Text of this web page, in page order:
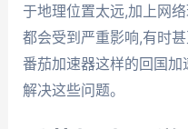
于地理位置太远,加上网
都会受到严重影响,有时
番茄加速器这样的回国
解决这些问题。